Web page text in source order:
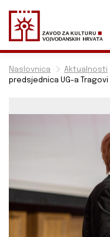
Naslovnica Aktualnosti
predsjednica UG-a